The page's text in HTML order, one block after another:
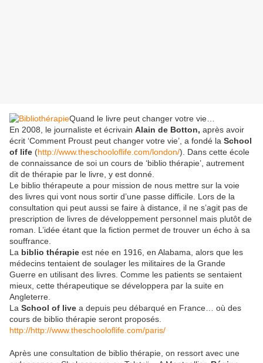
Quand le livre peut changer votre vie…
En 2008, le journaliste et écrivain Alain de Botton, après avoir
écrit ‘Comment Proust peut changer votre vie’, a fondé la School
of life (http://www.theschooloflife.com/london/). Dans cette école
de connaissance de soi un cours de ‘biblio thérapie’, autrement
dit de thérapie par le livre, y est donné.
Le biblio thérapeute a pour mission de nous mettre sur la voie
des livres qui vont nous sortir d’une passe difficile. Lors de la
consultation qui peut aussi se faire à distance, il ne s’agit pas de
prescription de livres de développement personnel mais plutôt de
roman. L’idée étant que la fiction permet de trouver un écho à sa
souffrance.
La biblio thérapie est née en 1916, en Alabama, alors que les
médecins tentaient de soulager les militaires de la Grande
Guerre en utilisant des livres. Comme les patients se sentaient
mieux, cette thérapeutique se développera par la suite en
Angleterre.
La School of live a depuis peu débarqué en France… où des
cours de biblio thérapie seront proposés.
http://http://www.theschooloflife.com/paris/
Après une consultation de biblio thérapie, on ressort avec une